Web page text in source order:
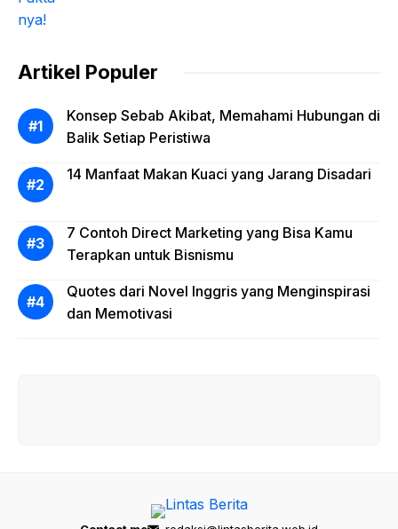
Artikel Populer
Konsep Sebab Akibat, Memahami Hubungan di
Balik Setiap Peristiwa
14 Manfaat Makan Kuaci yang Jarang Disadari
7 Contoh Direct Marketing yang Bisa Kamu
Terapkan untuk Bisnismu
Quotes dari Novel Inggris yang Menginspirasi
dan Memotivasi